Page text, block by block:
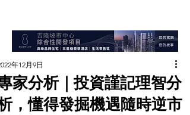
家分析｜投資謹記理智分
，懂得發掘機遇隨時逆市
年12月9日